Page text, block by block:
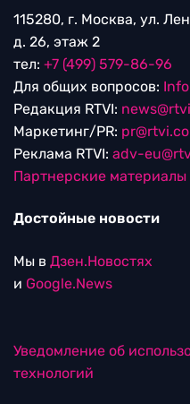
115280, г. Москва, ул.
д. 26, этаж 2
тел: +7 (499) 579-86-96
Для общих вопросов:
Редакция RTVI:
Маркетинг/PR:
Реклама RTVI: adv-
Партнерские материалы
Достойные новости
Мы в Дзен.Новостях
и Google.News
Уведомление об
технологий